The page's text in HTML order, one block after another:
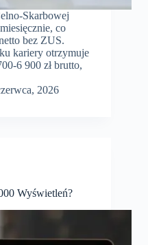
Skarbowej
co
bez ZUS.
kariery otrzymuje
6 900 zł brutto,
2026
Wyświetleń?